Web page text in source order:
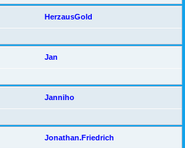
HerzausGold
Jan
Janniho
Jonathan.Friedrich